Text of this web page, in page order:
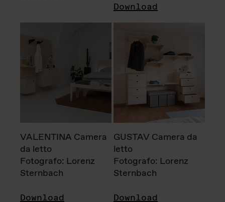
Download
VALENTINA Camera
da letto
Fotografo: Lorenz
Sternbach
Download
GUSTAV Camera da
letto
Fotografo: Lorenz
Sternbach
Download